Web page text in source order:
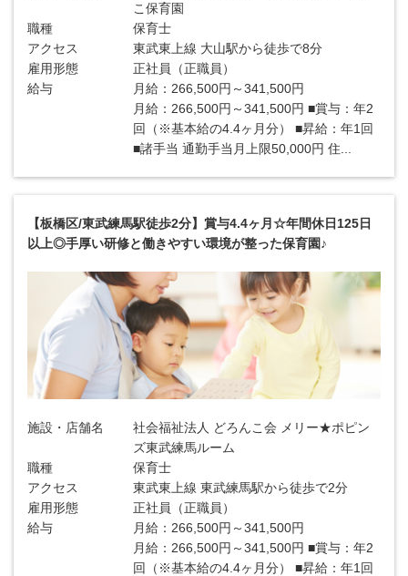
こ保育園
職種
保育士
アクセス
東武東上線 大山駅から徒歩で8分
雇用形態
正社員（正職員）
給与
月給：266,500円～341,500円
月給：266,500円～341,500円 ■賞与：年2
回（※基本給の4.4ヶ月分） ■昇給：年1回
■諸手当 通勤手当月上限50,000円 住...
【板橋区/東武練馬駅徒歩2分】賞与4.4ヶ月☆年間休日125日
以上◎手厚い研修と働きやすい環境が整った保育園♪
施設・店舗名
社会福祉法人 どろんこ会 メリー★ポピン
ズ東武練馬ルーム
職種
保育士
アクセス
東武東上線 東武練馬駅から徒歩で2分
雇用形態
正社員（正職員）
給与
月給：266,500円～341,500円
月給：266,500円～341,500円 ■賞与：年2
回（※基本給の4.4ヶ月分） ■昇給：年1回